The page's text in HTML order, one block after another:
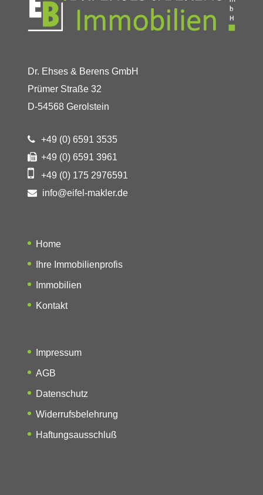
Dr. Ehses & Berens GmbH
Prümer Straße 32
D-54568 Gerolstein
+49 (0) 6591 3535
+49 (0) 6591 3961
+49 (0) 175 2976591
info@eifel-makler.de
Home
Ihre Immobilienprofis
Immobilien
Kontakt
Impressum
AGB
Datenschutz
Widerrufsbelehrung
Haftungsausschluß